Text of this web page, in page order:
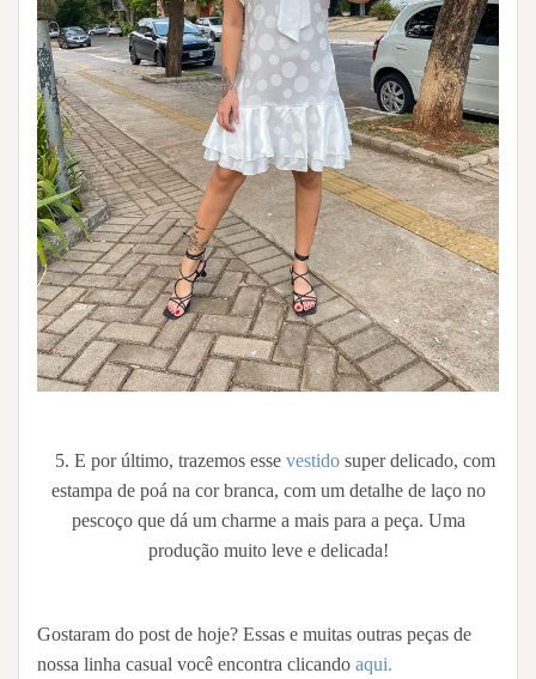
5. E por último, trazemos esse vestido super delicado, com
estampa de poá na cor branca, com um detalhe de laço no
pescoço que dá um charme a mais para a peça. Uma
produção muito leve e delicada!
Gostaram do post de hoje? Essas e muitas outras peças de
nossa linha casual você encontra clicando aqui.